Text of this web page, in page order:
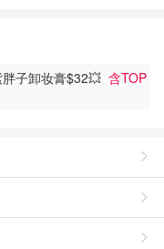
子卸妆膏$32💥 含TOP